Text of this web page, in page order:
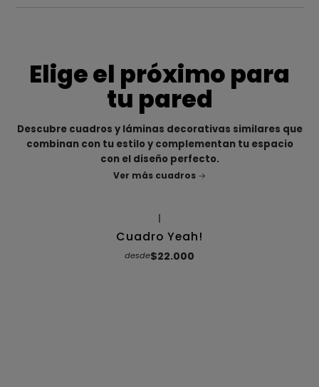
Elige el próximo para
tu pared
Descubre cuadros y láminas decorativas similares que
combinan con tu estilo y complementan tu espacio
con el diseño perfecto.
Ver más cuadros
Cuadro Yeah!
desde$22.000